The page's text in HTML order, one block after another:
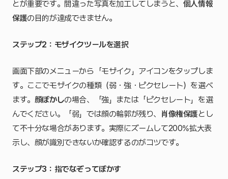
とが重要です。間違った写真を加工してしまうと、 個人情報
保護の目的が達成できません。
ステップ2：モザイクツールを選択
画面下部のメニューから「モザイク」アイコンをタップしま
す。ここでモザイクの種類（弱・強・ピクセレート）を選べ
ます。 顔ぼかしの場合、「強」または「ピクセレート」を選
んでください。「弱」では顔の輪郭が残り、
肖像権保護とし
て不十分な場合があります。実際にズームして200%拡大表
示し、顔が識別できないか確認するのがコツです。
ステップ3：指でなぞってぼかす